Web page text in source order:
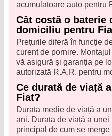
acumulatoare auto pentru
Cât costă o baterie
domiciliu pentru
Prețurile diferă în funcție
curent de pornire.
vă asigură și garanția pe
autorizată R.A.R. pentru
Ce durată de viață
Fiat?
Durata medie de viață a
ani. Durata de viață a
principal de cum se